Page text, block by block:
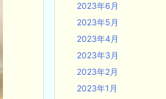
2023年6月
2023年5月
2023年4月
2023年3月
2023年2月
2023年1月